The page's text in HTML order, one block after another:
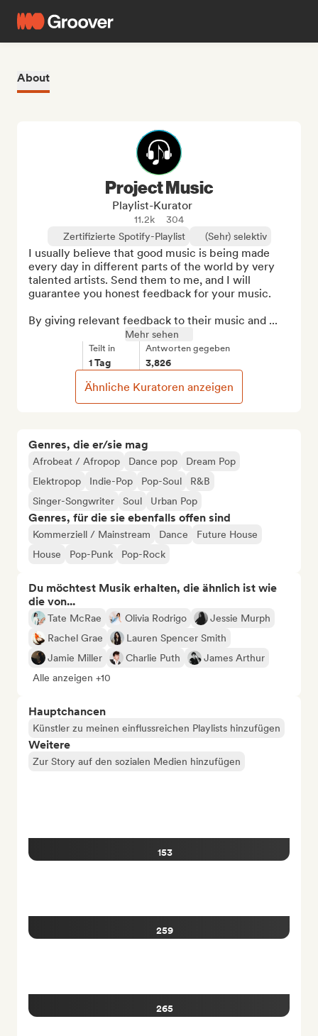
About
Genres, die er/sie mag
Afrobeat / Afropop Dance pop
Dream Pop
Elektropop
Indie-Pop Pop-Soul
R&B
Singer-Songwriter
Soul Urban Pop
Genres, für die sie ebenfalls offen sind
Kommerziell / Mainstream Dance
Future House
House
Pop-Punk Pop-Rock
Du möchtest Musik erhalten, die ähnlich ist wie
die von...
Tate McRae Olivia Rodrigo
Jessie Murph
Rachel Grae
Lauren Spencer Smith
Jamie Miller
Charlie Puth
James Arthur
Alle anzeigen +10
Hauptchancen
Künstler zu meinen einflussreichen Playlists hinzufügen
Weitere
Zur Story auf den sozialen Medien hinzufügen
153
259
265
Project Music
Playlist-Kurator
11.2k
304
Zertifizierte Spotify-Playlist
(Sehr) selektiv
I usually believe that good music is being made
every day in different parts of the world by very
talented artists. Send them to me, and I will
guarantee you honest feedback for your music.
By giving relevant feedback to their music and ...
Mehr sehen
Teilt in
1 Tag
Antworten gegeben
3,826
Ähnliche Kuratoren anzeigen